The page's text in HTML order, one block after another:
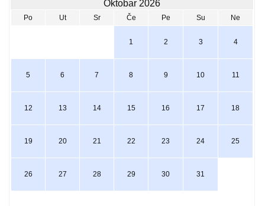
Oktobar 2026
Po Ut Sr Če Pe Su Ne
1 2 3 4
5 6 7 8 9 10 11
12 13 14 15 16 17 18
19 20 21 22 23 24 25
26 27 28 29 30 31